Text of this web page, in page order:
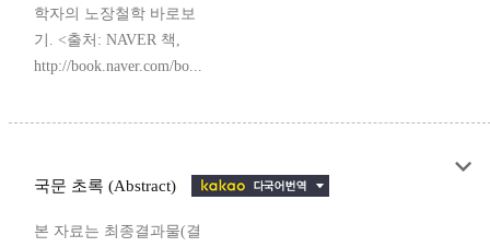
학자의 노장철학 바로보
기. <출처: NAVER 책,
http://book.naver.com/bo...
국문 초록 (Abstract)
본 자료는 최종결과물(결